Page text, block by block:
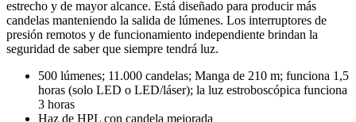
estrecho y de mayor alcance. Está diseñado para producir más
candelas manteniendo la salida de lúmenes. Los interruptores de
presión remotos y de funcionamiento independiente brindan la
seguridad de saber que siempre tendrá luz.
500 lúmenes; 11.000 candelas; Manga de 210 m; funciona 1,5
horas (solo LED o LED/láser); la luz estroboscópica funciona
3 horas
Haz de HPL con candela mejorada